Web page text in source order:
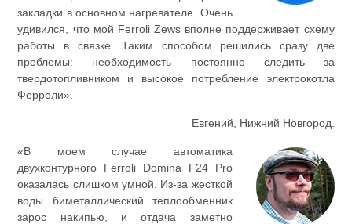
закладки в основном нагревателе. Очень
удивился, что мой Ferroli Zews вполне поддерживает схему
работы в связке. Таким способом решились сразу две
проблемы: необходимость постоянно следить за
твердотопливником и высокое потребление электрокотла
Ферроли».
Евгений, Нижний Новгород.
«В моем случае автоматика
двухконтурного Ferroli Domina F24 Pro
оказалась слишком умной. Из-за жесткой
воды биметаллический теплообменник
зарос накипью, и отдача заметно